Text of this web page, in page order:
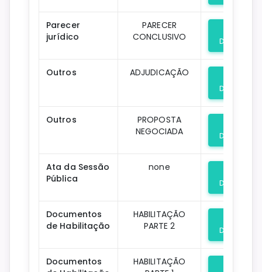
Parecer
jurídico
PARECER
CONCLUSIVO
Download
Outros ADJUDICAÇÃO
Download
Outros
PROPOSTA
NEGOCIADA
Download
Ata da Sessão
Pública
none
Download
Documentos
de Habilitação
HABILITAÇÃO
PARTE 2
Download
Documentos
HABILITAÇÃO